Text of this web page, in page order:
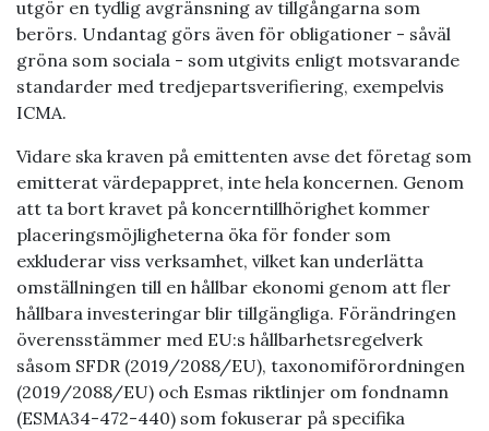
utgör en tydlig avgränsning av tillgångarna som
berörs. Undantag görs även för obligationer - såväl
gröna som sociala - som utgivits enligt motsvarande
standarder med tredjepartsverifiering, exempelvis
ICMA.
Vidare ska kraven på emittenten avse det företag som
emitterat värdepappret, inte hela koncernen. Genom
att ta bort kravet på koncerntillhörighet kommer
placeringsmöjligheterna öka för fonder som
exkluderar viss verksamhet, vilket kan underlätta
omställningen till en hållbar ekonomi genom att fler
hållbara investeringar blir tillgängliga. Förändringen
överensstämmer med EU:s hållbarhetsregelverk
såsom SFDR (2019/2088/EU), taxonomiförordningen
(2019/2088/EU) och Esmas riktlinjer om fondnamn
(ESMA34-472-440) som fokuserar på specifika